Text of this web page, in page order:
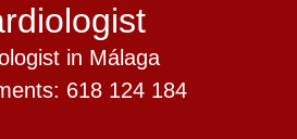
in Málaga
618 124 184